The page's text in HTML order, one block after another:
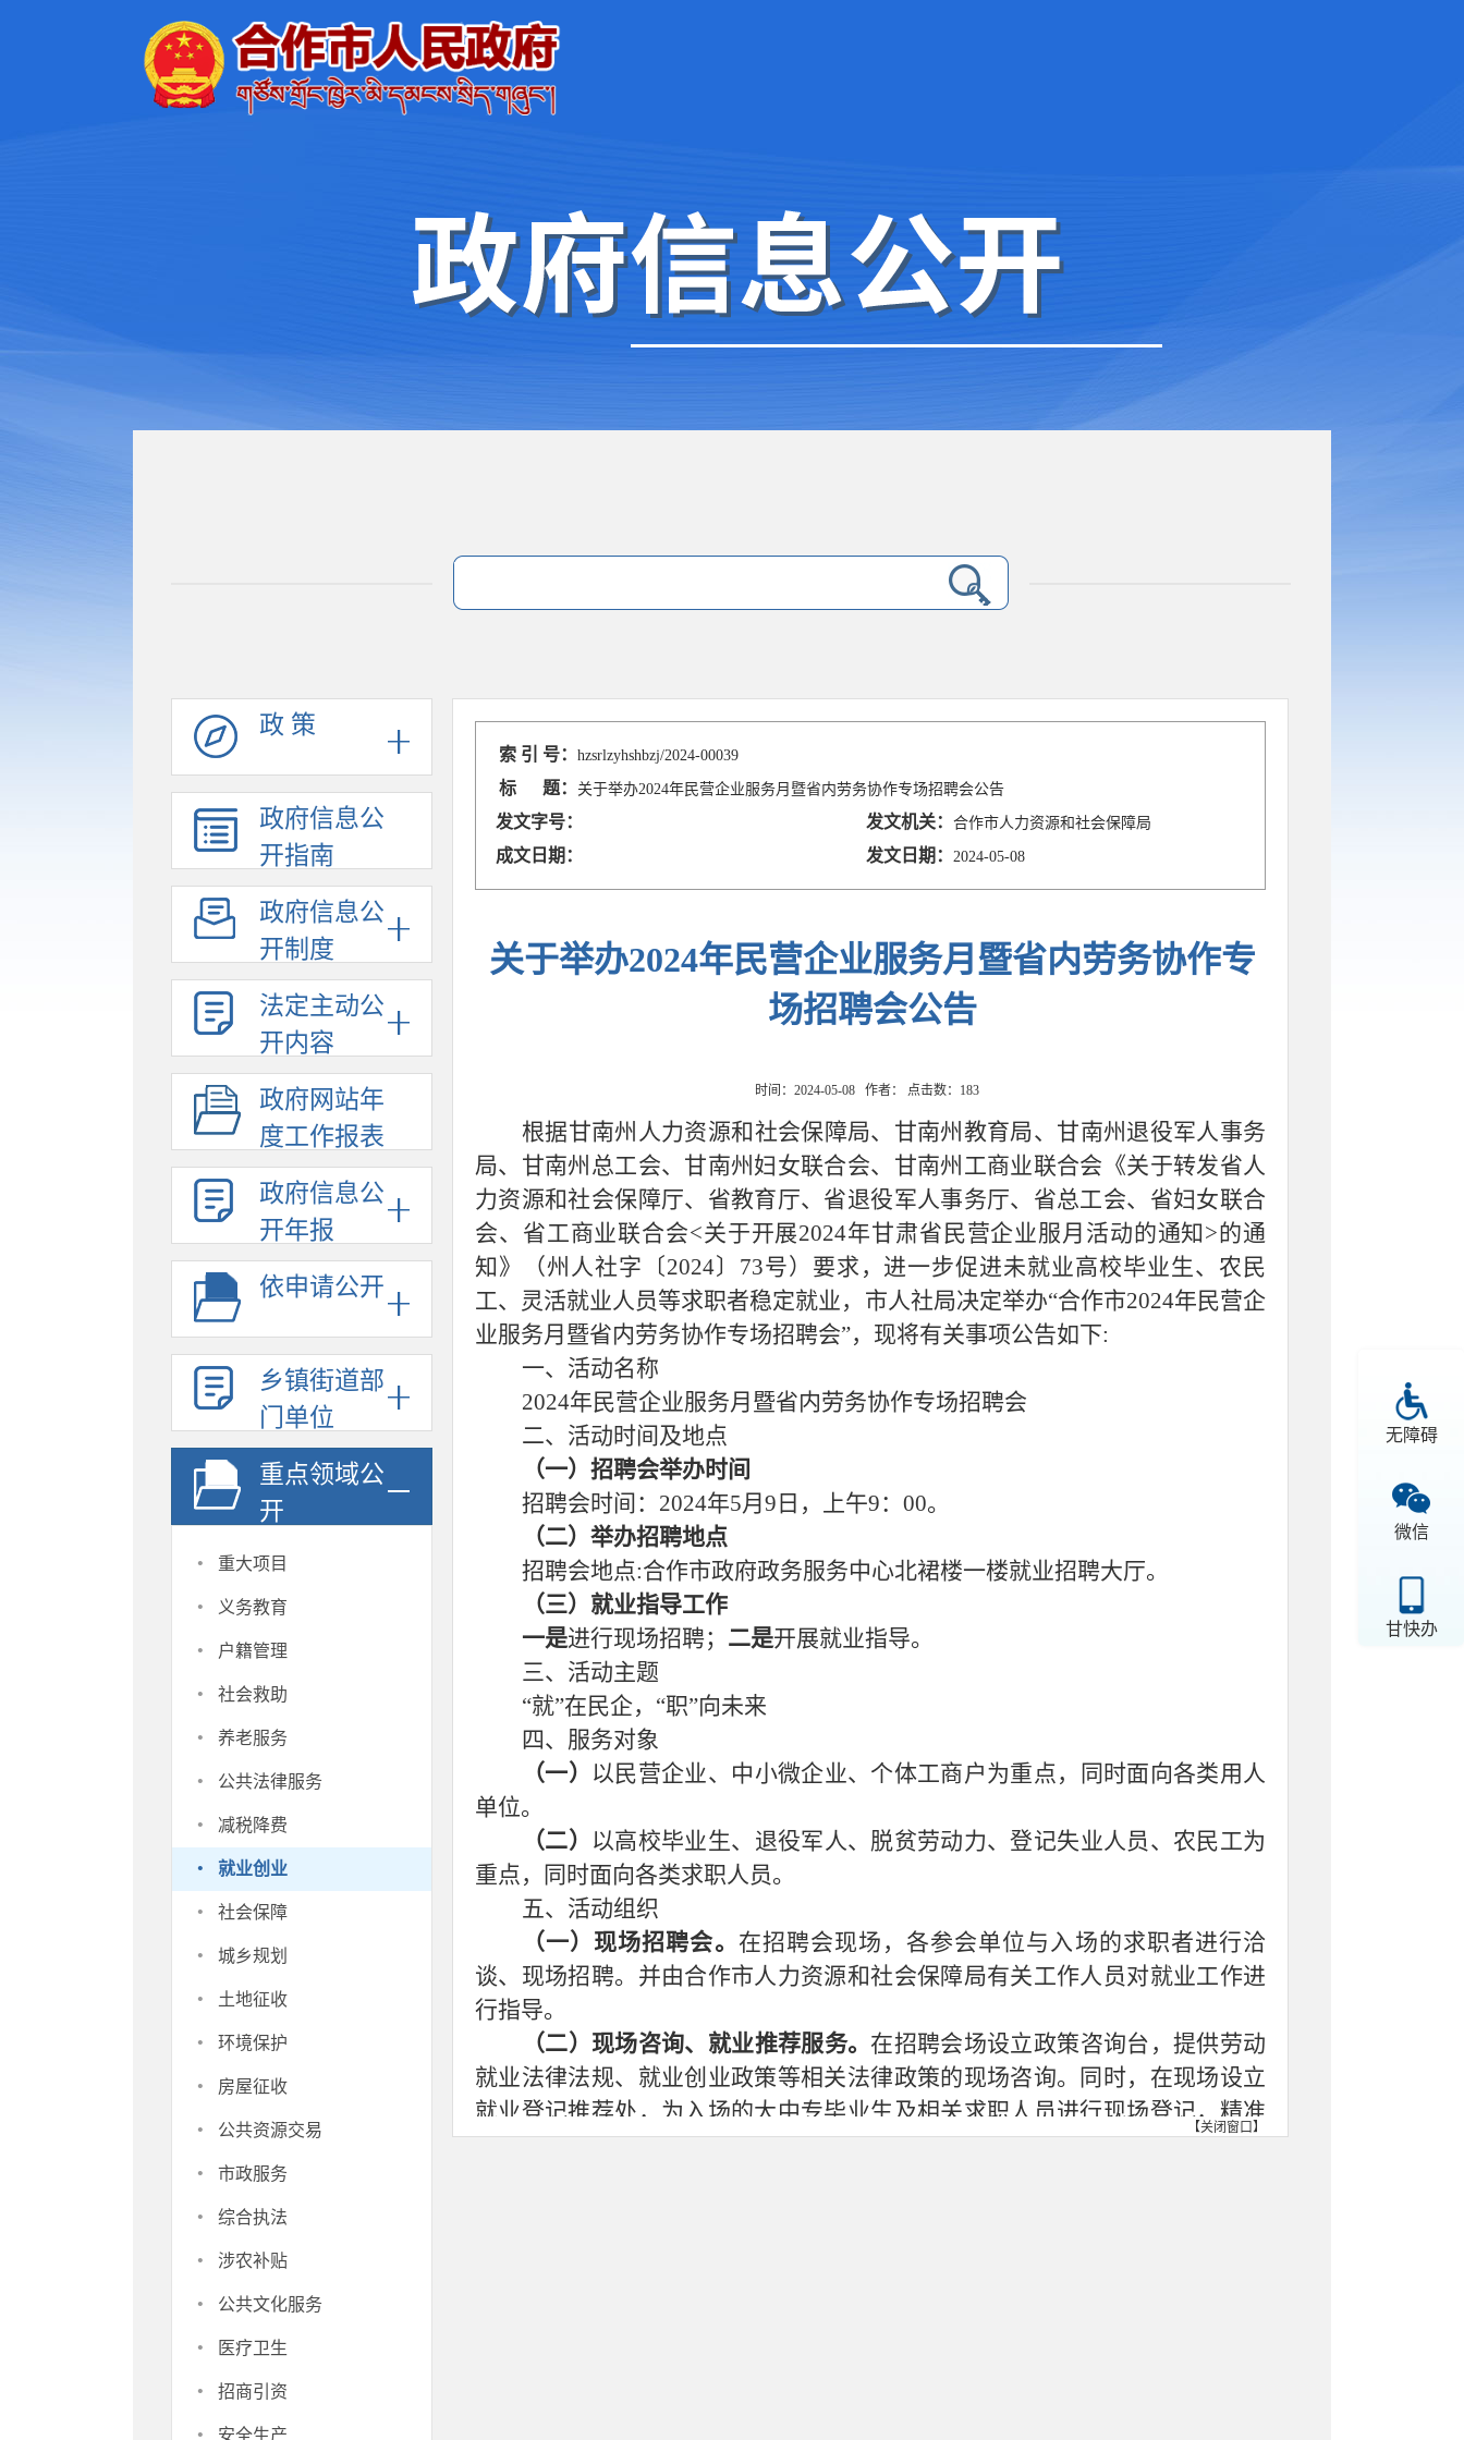
无障碍
微信
甘快办
政 策
政府信息公
开指南
政府信息公
开制度
法定主动公
开内容
政府网站年
度工作报表
政府信息公
开年报
依申请公开
乡镇街道部
门单位
重点领域公
开
· 重大项目
· 义务教育
· 户籍管理
· 社会救助
· 养老服务
· 公共法律服务
· 减税降费
· 就业创业
· 社会保障
· 城乡规划
· 土地征收
· 环境保护
· 房屋征收
· 公共资源交易
· 市政服务
· 综合执法
· 涉农补贴
· 公共文化服务
· 医疗卫生
· 招商引资
安全生产
索 引 号：hzsrlzyhshbzj/2024-00039
标 题： 关于举办2024年民营企业服务月暨省内劳务协作专场招聘会公告
发文字号： 发文机关：合作市人力资源和社会保障局
成文日期： 发文日期： 2024-05-08
关于举办2024年民营企业服务月暨省内劳务协作专
场招聘会公告
时间：2024-05-08 作者： 点击数： 183
根据甘南州人力资源和社会保障局、甘南州教育局、甘南州退役军人事务
局、甘南州总工会、甘南州妇女联合会、甘南州工商业联合会《关于转发省人
力资源和社会保障厅、省教育厅、省退役军人事务厅、省总工会、省妇女联合
会、省工商业联合会<关于开展2024年甘肃省民营企业服月活动的通知>的通
知》（州人社字〔2024〕73号）要求，进一步促进未就业高校毕业生、农民
工、灵活就业人员等求职者稳定就业，市人社局决定举办“合作市2024年民营企
业服务月暨省内劳务协作专场招聘会”，现将有关事项公告如下:
一、 活动名称
2024年民营企业服务月暨省内劳务协作专场招聘会
二、活动时间及地点
（一）招聘会举办时间
招聘会时间： 2024年5月9日，上午9：00。
（二）举办招聘地点
招聘会地点:合作市政府政务服务中心北裙楼一楼就业招聘大厅。
（三）就业指导工作
一是进行现场招聘； 二是开展就业指导。
三、活动主题
“就”在民企，“职”向未来
四、服务对象
（一） 以民营企业、中小微企业、个体工商户为重点，同时面向各类用人
单位。
（二） 以高校毕业生、退役军人、脱贫劳动力、登记失业人员、农民工为
重点，同时面向各类求职人员。
五、活动组织
（一）现场招聘会。 在招聘会现场，各参会单位与入场的求职者进行洽
谈、现场招聘。并由合作市人力资源和社会保障局有关工作人员对就业工作进
行指导。
（二）现场咨询、就业推荐服务。 在招聘会场设立政策咨询台，提供劳动
就业法律法规、就业创业政策等相关法律政策的现场咨询。同时，在现场设立
就业登记推荐处，为入场的大中专毕业生及相关求职人员进行现场登记，精准
推荐就业。
【关闭窗口】